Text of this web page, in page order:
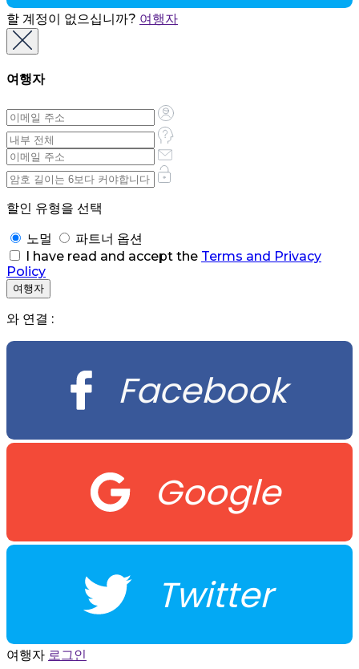
할 계정이 없으십니까? 여행자
여행자
할인 유형을 선택
노멀
파트너 옵션
I have read and accept the Terms and Privacy
Policy
와 연결 :
Facebook
Google
Twitter
여행자 로그인